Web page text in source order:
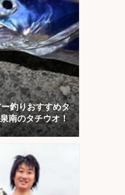
釣りおすすめタ
南のタチウオ！